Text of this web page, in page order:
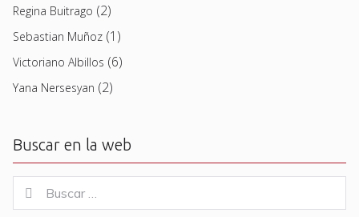
Regina Buitrago (2)
Sebastian Muñoz (1)
Victoriano Albillos (6)
Yana Nersesyan (2)
Buscar en la web
for:
Buscar